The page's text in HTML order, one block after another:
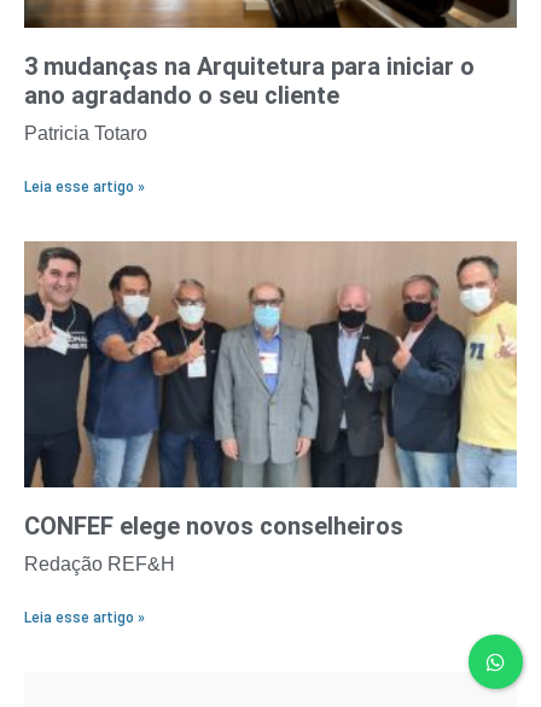
3 mudanças na Arquitetura para iniciar o
ano agradando o seu cliente
Patricia Totaro
Leia esse artigo »
CONFEF elege novos conselheiros
Redação REF&H
Leia esse artigo »